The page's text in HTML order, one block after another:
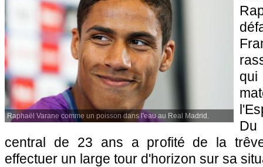
Raphaël Varane comme un poisson dans l'eau au Real Madrid.
Du
central de 23 ans a profité de la
effectuer un large tour d'horizon sur sa